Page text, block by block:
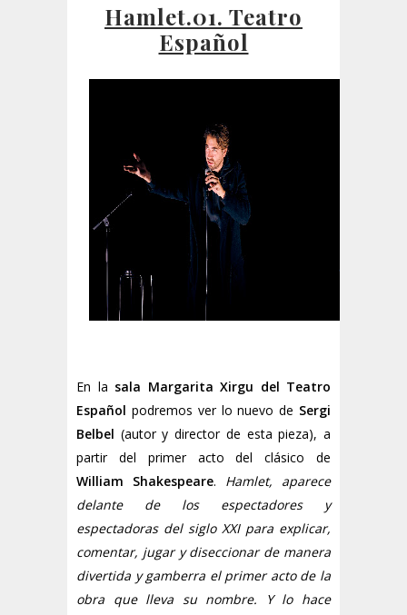
Hamlet.01. Teatro
Español
En la sala Margarita Xirgu del Teatro
Español podremos ver lo nuevo de Sergi
Belbel (autor y director de esta pieza), a
partir del primer acto del clásico de
William Shakespeare. Hamlet, aparece
delante de los espectadores y
espectadoras del siglo XXI para explicar,
comentar, jugar y diseccionar de manera
divertida y gamberra el primer acto de la
obra que lleva su nombre. Y lo hace